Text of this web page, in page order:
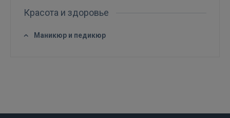
 Sign in with Apple
Красота и здоровье
Маникюр и педикюр